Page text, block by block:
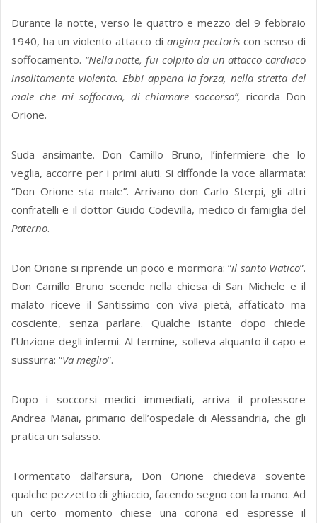
Durante la notte, verso le quattro e mezzo del 9 febbraio
1940, ha un violento attacco di angina pectoris con senso di
soffocamento. “Nella notte, fui colpito da un attacco cardiaco
insolitamente violento. Ebbi appena la forza, nella stretta del
male che mi soffocava, di chiamare soccorso”,ricorda Don
Orione.
Suda ansimante. Don Camillo Bruno, l’infermiere che lo
veglia, accorre per i primi aiuti. Si diffonde la voce allarmata:
“Don Orione sta male”. Arrivano don Carlo Sterpi, gli altri
confratelli e il dottor Guido Codevilla, medico di famiglia del
Paterno.
Don Orione si riprende un poco e mormora: “il santo Viatico”.
Don Camillo Bruno scende nella chiesa di San Michele e il
malato riceve il Santissimo con viva pietà, affaticato ma
cosciente, senza parlare. Qualche istante dopo chiede
l’Unzione degli infermi. Al termine, solleva alquanto il capo e
sussurra: “Va meglio”.
Dopo i soccorsi medici immediati, arriva il professore
Andrea Manai, primario dell’ospedale di Alessandria, che gli
pratica un salasso.
Tormentato dall’arsura, Don Orione chiedeva sovente
qualche pezzetto di ghiaccio, facendo segno con la mano. Ad
un certo momento chiese una corona ed espresse il